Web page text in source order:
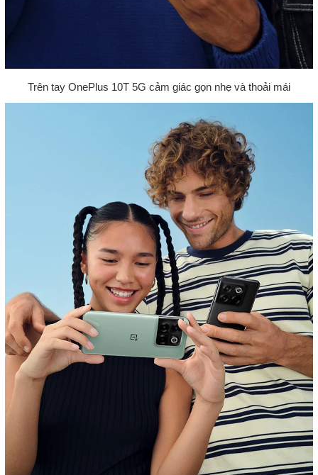
Trên tay OnePlus 10T 5G cảm giác gọn nhẹ và thoải mái